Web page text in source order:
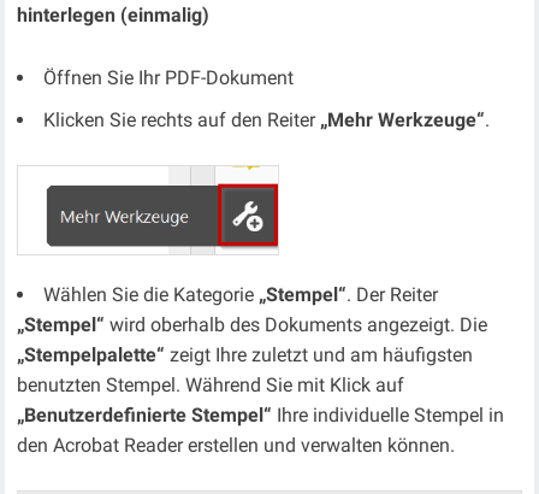
hinterlegen (einmalig)
Öffnen Sie Ihr PDF-Dokument
Klicken Sie rechts auf den Reiter „Mehr Werkzeuge“.
Wählen Sie die Kategorie „Stempel“. Der Reiter
„Stempel“ wird oberhalb des Dokuments angezeigt. Die
„Stempelpalette“ zeigt Ihre zuletzt und am häufigsten
benutzten Stempel. Während Sie mit Klick auf
„Benutzerdefinierte Stempel“ Ihre individuelle Stempel in
den Acrobat Reader erstellen und verwalten können.